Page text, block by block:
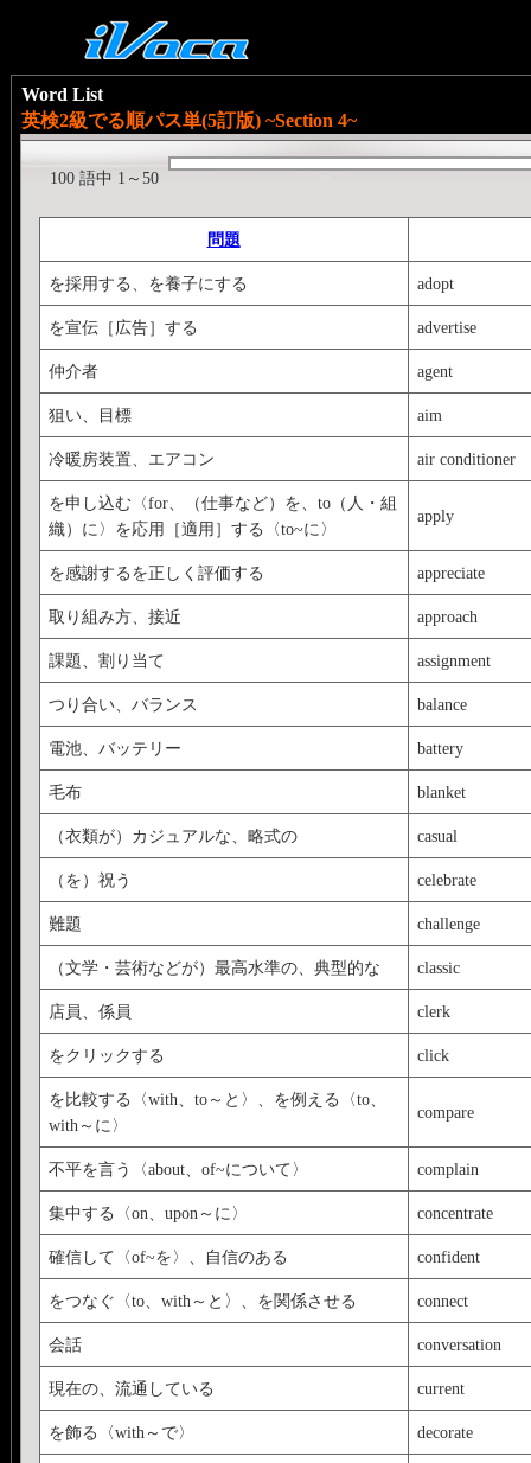
Word List
英検2級でる順パス単(5訂版) ~Section 4~
100 語中 1～50
問題
を採用する、を養子にする adopt
を宣伝［広告］する advertise
仲介者 agent
狙い、目標 aim
冷暖房装置、エアコン air conditioner
を申し込む〈for、（仕事など）を、to（人・組
織）に〉を応用［適用］する〈to~に〉
apply
を感謝するを正しく評価する appreciate
取り組み方、接近 approach
課題、割り当て assignment
つり合い、バランス balance
電池、バッテリー battery
毛布 blanket
（衣類が）カジュアルな、略式の casual
（を）祝う celebrate
難題 challenge
（文学・芸術などが）最高水準の、典型的な classic
店員、係員 clerk
をクリックする click
を比較する〈with、to～と〉、を例える〈to、
with～に〉
compare
不平を言う〈about、of~について〉 complain
集中する〈on、upon～に〉 concentrate
確信して〈of~を〉、自信のある confident
をつなぐ〈to、with～と〉、を関係させる connect
会話 conversation
現在の、流通している current
を飾る〈with～で〉 decorate